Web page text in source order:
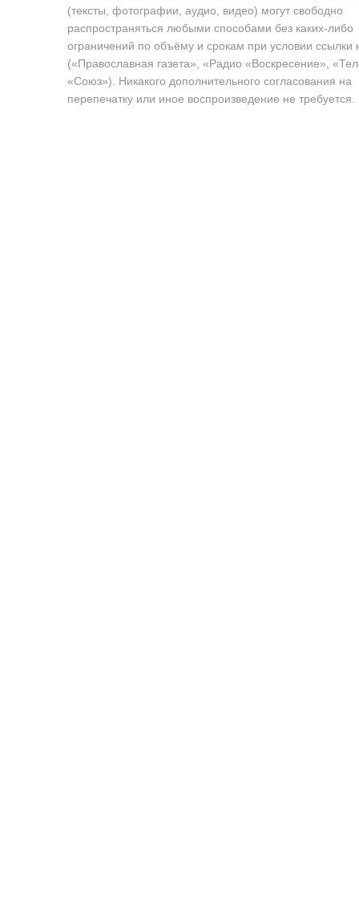
(тексты, фотографии, аудио, видео) могут свободно
распространяться любыми способами без каких-либо
ограничений по объёму и срокам при условии ссылки
(«Православная газета», «Радио «Воскресение»,
«Союз»). Никакого дополнительного согласования на
перепечатку или иное воспроизведение не требуется.